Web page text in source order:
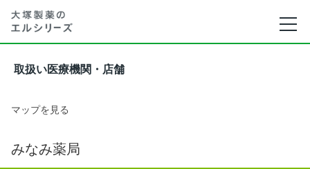
取扱い医療機関・店舗
マップを見る
みなみ薬局